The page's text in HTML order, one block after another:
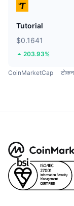
Tutorial
$0.1641
203.93%
CoinMarketCap टोकन